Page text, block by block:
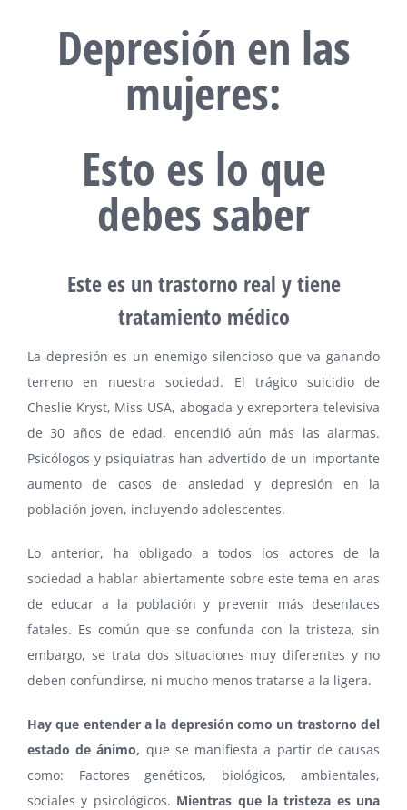
Depresión en las
mujeres:
Esto es lo que
debes saber
Este es un trastorno real y tiene
tratamiento médico
La depresión es un enemigo silencioso que va ganando
terreno en nuestra sociedad. El trágico suicidio de
Cheslie Kryst, Miss USA, abogada y exreportera televisiva
de 30 años de edad, encendió aún más las alarmas.
Psicólogos y psiquiatras han advertido de un importante
aumento de casos de ansiedad y depresión en la
población joven, incluyendo adolescentes.
Lo anterior, ha obligado a todos los actores de la
sociedad a hablar abiertamente sobre este tema en aras
de educar a la población y prevenir más desenlaces
fatales. Es común que se confunda con la tristeza, sin
embargo, se trata dos situaciones muy diferentes y no
deben confundirse, ni mucho menos tratarse a la ligera.
Hay que entender a la depresión como un trastorno del
estado de ánimo, que se manifiesta a partir de causas
como: Factores genéticos, biológicos, ambientales,
sociales y psicológicos. Mientras que la tristeza es una